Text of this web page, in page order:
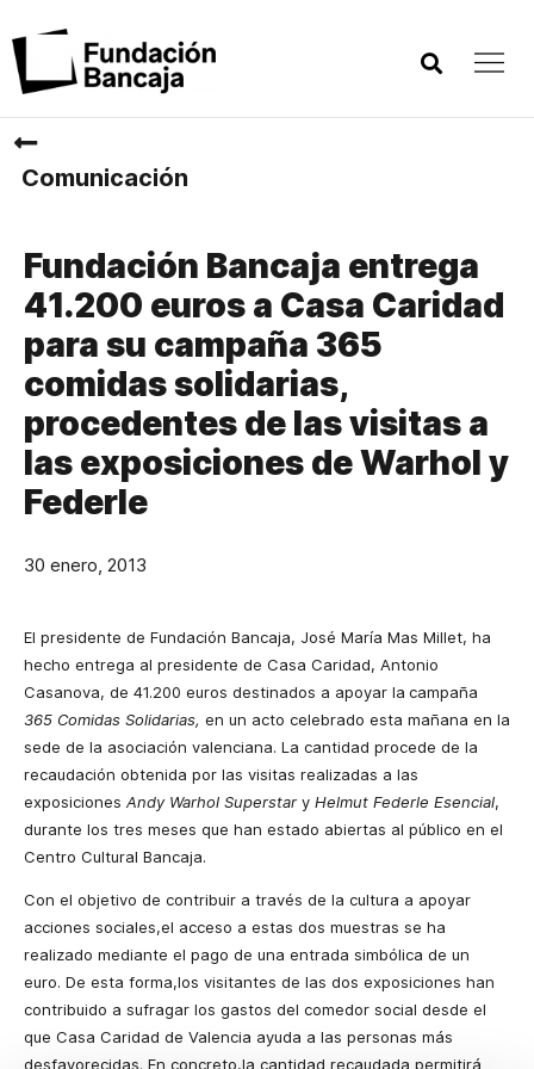
Comunicación
Fundación Bancaja entrega
41.200 euros a Casa Caridad
para su campaña 365
comidas solidarias,
procedentes de las visitas a
las exposiciones de Warhol y
Federle
30 enero, 2013
El presidente de Fundación Bancaja, José María Mas Millet, ha
hecho entrega al presidente de Casa Caridad, Antonio
Casanova, de 41.200 euros destinados a apoyar la campaña
365 Comidas Solidarias, en un acto celebrado esta mañana en la
sede de la asociación valenciana. La cantidad procede de la
recaudación obtenida por las visitas realizadas a las
exposiciones Andy Warhol Superstar y Helmut Federle Esencial,
durante los tres meses que han estado abiertas al público en el
Centro Cultural Bancaja.
Con el objetivo de contribuir a través de la cultura a apoyar
acciones sociales,el acceso a estas dos muestras se ha
realizado mediante el pago de una entrada simbólica de un
euro. De esta forma,los visitantes de las dos exposiciones han
contribuido a sufragar los gastos del comedor social desde el
que Casa Caridad de Valencia ayuda a las personas más
desfavorecidas. En concreto,la cantidad recaudada permitirá